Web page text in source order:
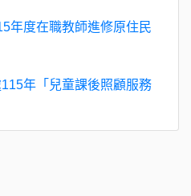
年度在職教師進修原住民
年「兒童課後照顧服務